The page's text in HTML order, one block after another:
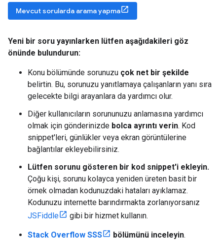
Mevcut sorularda arama yapma
Yeni bir soru yayınlarken lütfen aşağıdakileri göz
önünde bulundurun:
Konu bölümünde sorunuzu çok net bir şekilde
belirtin. Bu, sorunuzu yanıtlamaya çalışanların yanı sıra
gelecekte bilgi arayanlara da yardımcı olur.
Diğer kullanıcıların sorununuzu anlamasına yardımcı
olmak için gönderinizde bolca ayrıntı verin. Kod
snippet'leri, günlükler veya ekran görüntülerine
bağlantılar ekleyebilirsiniz.
Lütfen sorunu gösteren bir kod snippet'i ekleyin.
Çoğu kişi, sorunu kolayca yeniden üreten basit bir
örnek olmadan kodunuzdaki hataları ayıklamaz.
Kodunuzu internette barındırmakta zorlanıyorsanız
JSFiddle
gibi bir hizmet kullanın.
Stack Overflow SSS bölümünü inceleyin.